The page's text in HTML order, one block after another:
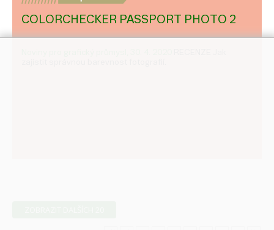
COLORCHECKER PASSPORT PHOTO 2